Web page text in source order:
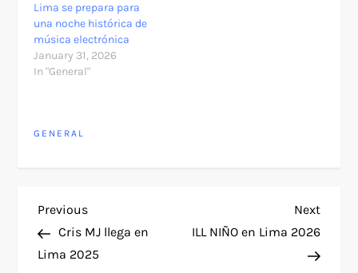
Lima se prepara para
una noche histórica de
música electrónica
January 31, 2026
In "General"
GENERAL
P
o
Previous
Post
Previous
Cris MJ llega en
Lima 2025
Next
Post
Next
ILL NIÑO en Lima 2026